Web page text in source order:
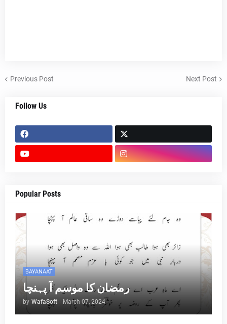
Previous Post Next Post
Follow Us
Popular Posts
BAYANAAT
رمضان کا موسم آ پہنچا
by WafaSoft - March 07, 2024